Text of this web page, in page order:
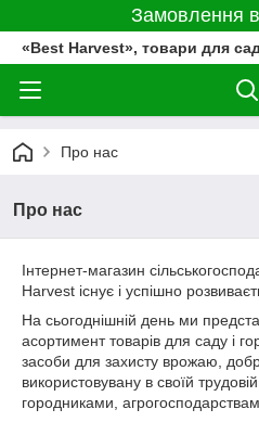
Замовлення
«Best Harvest», товари для
Про нас
Про нас
Інтернет-магазин
Harvest існує і успішно
На сьогоднішній день ми
асортимент товарів для саду і
засоби для захисту врожаю,
використовувану в своїй
городниками,